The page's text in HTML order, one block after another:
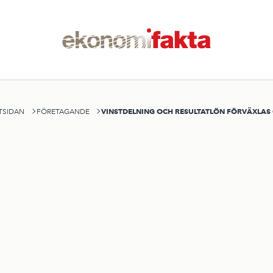
FÖRETAGANDE VINSTDELNING OCH RESULTATLÖN FÖRVÄXLAS